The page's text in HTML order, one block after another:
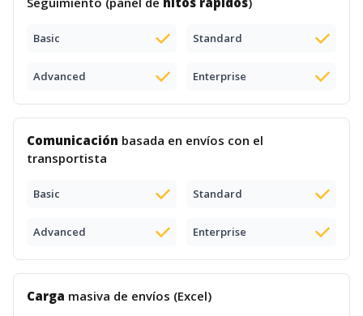
Basic Standard
Advanced Enterprise
Comunicación basada en envíos con el
transportista
Basic Standard
Advanced Enterprise
Carga masiva de envíos (Excel)